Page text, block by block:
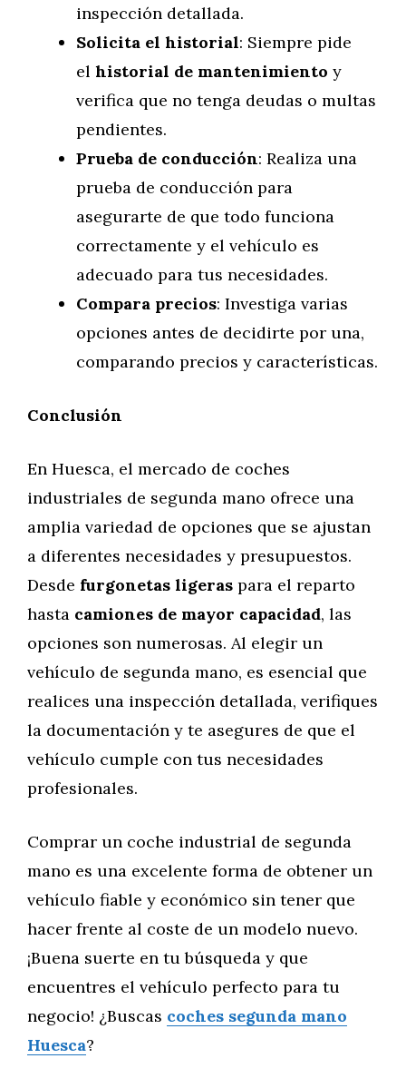
inspección detallada.
Solicita el historial: Siempre pide
el historial de mantenimiento y
verifica que no tenga deudas o multas
pendientes.
Prueba de conducción: Realiza una
prueba de conducción para
asegurarte de que todo funciona
correctamente y el vehículo es
adecuado para tus necesidades.
Compara precios: Investiga varias
opciones antes de decidirte por una,
comparando precios y características.
Conclusión
En Huesca, el mercado de coches
industriales de segunda mano ofrece una
amplia variedad de opciones que se ajustan
a diferentes necesidades y presupuestos.
Desde furgonetas ligeras para el reparto
hasta camiones de mayor capacidad, las
opciones son numerosas. Al elegir un
vehículo de segunda mano, es esencial que
realices una inspección detallada, verifiques
la documentación y te asegures de que el
vehículo cumple con tus necesidades
profesionales.
Comprar un coche industrial de segunda
mano es una excelente forma de obtener un
vehículo fiable y económico sin tener que
hacer frente al coste de un modelo nuevo.
¡Buena suerte en tu búsqueda y que
encuentres el vehículo perfecto para tu
negocio! ¿Buscas coches segunda mano
Huesca?